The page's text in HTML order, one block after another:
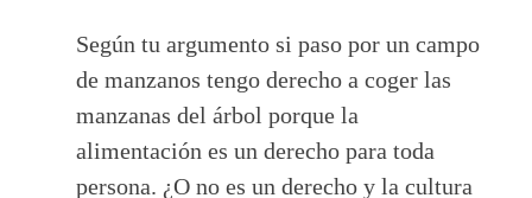
Según tu argumento si paso por un campo
de manzanos tengo derecho a coger las
manzanas del árbol porque la
alimentación es un derecho para toda
persona. ¿O no es un derecho y la cultura